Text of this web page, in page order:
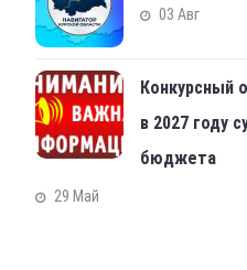
03 Авг
Конкурсный
в 2027 году
бюджета
29 Май